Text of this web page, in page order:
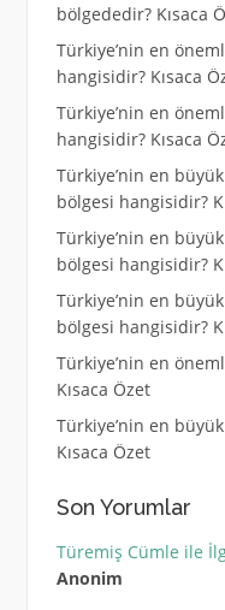
bölgededir? Kısaca
Türkiye’nin en
hangisidir? Kısaca
Türkiye’nin en
hangisidir? Kısaca
Türkiye’nin en
bölgesi hangisidir?
Türkiye’nin en
bölgesi hangisidir?
Türkiye’nin en
bölgesi hangisidir?
Türkiye’nin en
Kısaca Özet
Türkiye’nin en
Kısaca Özet
Son Yorumlar
Türemiş Cümle ile
Anonim